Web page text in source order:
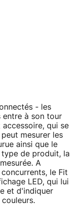
- les
entre à son tour
qui se
mesurer les
ainsi que le
de produit, la
A
le Fit
LED, qui lui
et d'indiquer